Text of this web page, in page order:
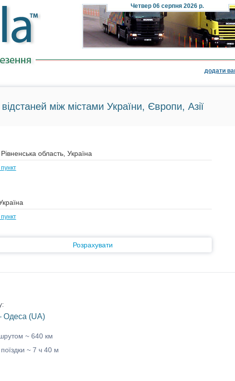
Четвер 06 серпня 2026 р.
додати
між містами України, Європи, Азії
Розрахувати
Одеса (UA)
~ 640 км
~ 7 ч 40 м